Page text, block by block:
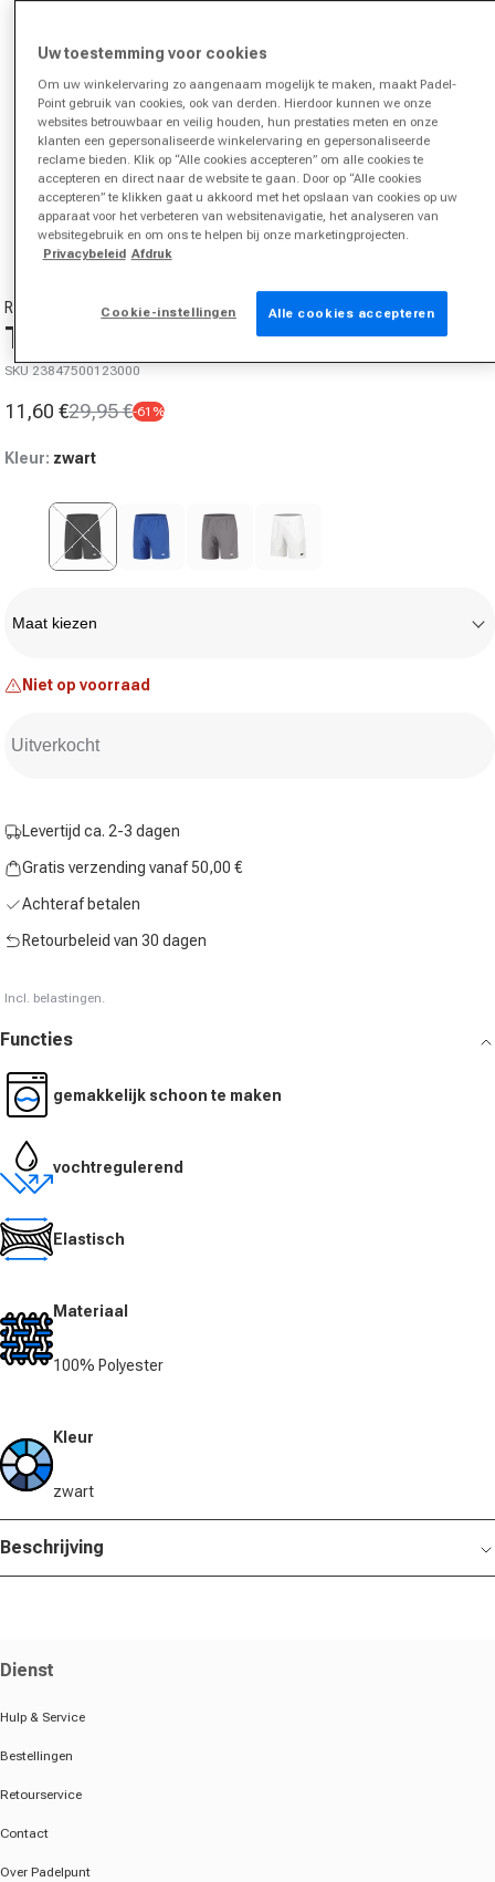
Media 1 in modal openen
1/van
4
RACKET ROOTS
Teamline Shorts Heren-Zwart
SKU 23847500123000
Aanbiedingsprijs
11,60 €
Normale prijs
29,95 €-61%
Kleur: zwart
Variant uitverkocht of niet beschikbaar
Maat kiezen
Niet op voorraad
Uitverkocht
Levertijd ca. 2-3 dagen
Gratis verzending vanaf 50,00 €
Achteraf betalen
Retourbeleid van 30 dagen
Incl. belastingen.
Functies
gemakkelijk schoon te maken
vochtregulerend
Elastisch
Materiaal
100% Polyester
Kleur
zwart
Beschrijving
Dienst
Hulp & Service
Bestellingen
Retourservice
Contact
Over Padelpunt
Uw toestemming voor cookies
Om uw winkelervaring zo aangenaam mogelijk te maken, maakt Padel-
Point gebruik van cookies, ook van derden. Hierdoor kunnen we onze
websites betrouwbaar en veilig houden, hun prestaties meten en onze
klanten een gepersonaliseerde winkelervaring en gepersonaliseerde
reclame bieden. Klik op “Alle cookies accepteren” om alle cookies te
accepteren en direct naar de website te gaan. Door op “Alle cookies
accepteren” te klikken gaat u akkoord met het opslaan van cookies op uw
apparaat voor het verbeteren van websitenavigatie, het analyseren van
websitegebruik en om ons te helpen bij onze marketingprojecten.
Privacybeleid Afdruk
Cookie-instellingen Alle cookies accepteren